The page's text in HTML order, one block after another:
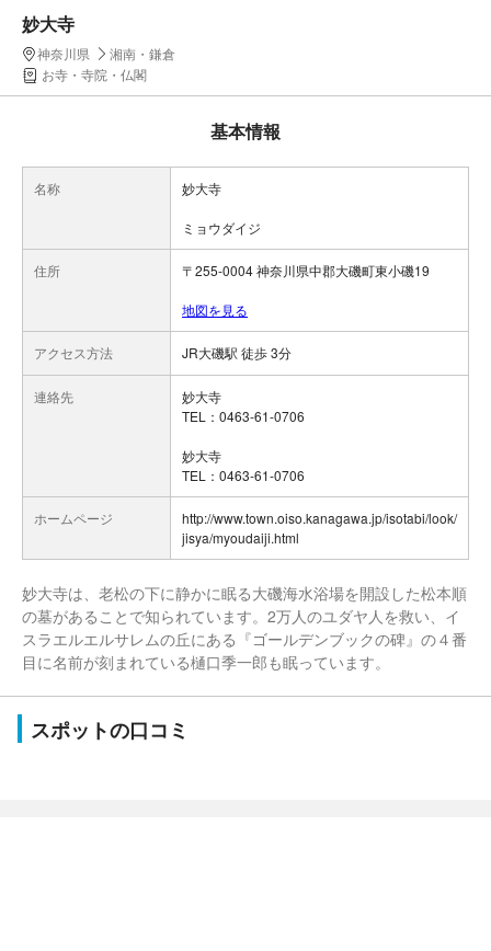
妙大寺
神奈川県
湘南・鎌倉
お寺・寺院・仏閣
基本情報
名称 妙大寺
ミョウダイジ
住所 〒255-0004 神奈川県中郡大磯町東小磯19
地図を見る
アクセス方法 JR大磯駅 徒歩 3分
連絡先
妙大寺
TEL：0463-61-0706
妙大寺
TEL：0463-61-0706
ホームページ
http://www.town.oiso.kanagawa.jp/isotabi/look/
jisya/myoudaiji.html
妙大寺は、老松の下に静かに眠る大磯海水浴場を開設した松本順
の墓があることで知られています。2万人のユダヤ人を救い、イ
スラエルエルサレムの丘にある『ゴールデンブックの碑』の４番
目に名前が刻まれている樋口季一郎も眠っています。
スポットの口コミ